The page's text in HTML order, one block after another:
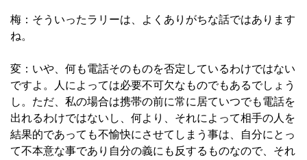
梅：そういったラリーは、よくありがちな話ではあります
ね。
変：いや、何も電話そのものを否定しているわけではない
ですよ。人によっては必要不可欠なものでもあるでしょう
し。ただ、私の場合は携帯の前に常に居ていつでも電話を
出れるわけではないし、何より、それによって相手の人を
結果的であっても不愉快にさせてしまう事は、自分にとっ
て不本意な事であり自分の義にも反するものなので、それ